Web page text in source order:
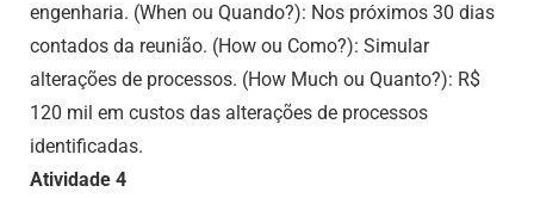
engenharia. (When ou Quando?): Nos próximos 30 dias
contados da reunião. (How ou Como?): Simular
alterações de processos. (How Much ou Quanto?): R$
120 mil em custos das alterações de processos
identificadas.
Atividade 4